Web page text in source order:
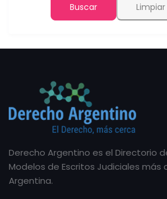
Buscar Limpiar
Derecho Argentino es el Directorio
Modelos de Escritos Judiciales
Argentina.